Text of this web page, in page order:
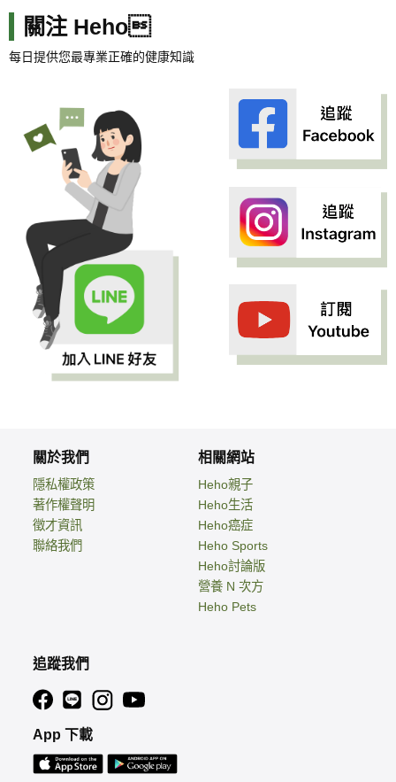
關注 Heho
每日提供您最專業正確的健康知識
關於我們
隱私權政策
著作權聲明
徵才資訊
聯絡我們
相關網站
Heho親子
Heho生活
Heho癌症
Heho Sports
Heho討論版
營養 N 次方
Heho Pets
追蹤我們
App 下載